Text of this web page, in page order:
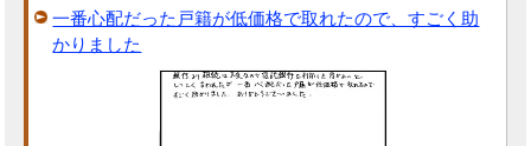
一番心配だった戸籍が低価格で取れたので、すごく助
かりました